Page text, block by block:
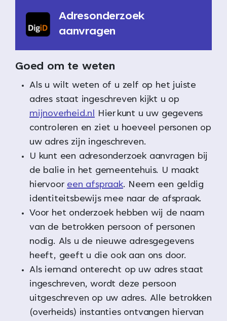
Adresonderzoek
aanvragen
Goed om te weten
Als u wilt weten of u zelf op het juiste
adres staat ingeschreven kijkt u op
mijnoverheid.nl Hier kunt u uw gegevens
controleren en ziet u hoeveel personen op
uw adres zijn ingeschreven.
U kunt een adresonderzoek aanvragen bij
de balie in het gemeentehuis. U maakt
hiervoor een afspraak. Neem een geldig
identiteitsbewijs mee naar de afspraak.
Voor het onderzoek hebben wij de naam
van de betrokken persoon of personen
nodig. Als u de nieuwe adresgegevens
heeft, geeft u die ook aan ons door.
Als iemand onterecht op uw adres staat
ingeschreven, wordt deze persoon
uitgeschreven op uw adres. Alle betrokken
(overheids) instanties ontvangen hiervan